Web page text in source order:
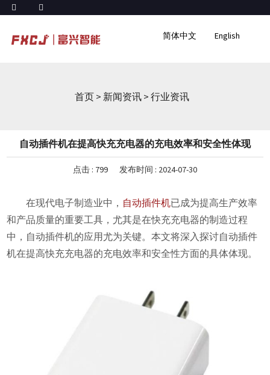
English
简体中文
首页 > 新闻资讯 > 行业资讯
自动插件机在提高快充充电器的充电效率和安全性体现
点击 : 799 发布时间 : 2024-07-30
在现代电子制造业中， 自动插件机已成为提高生产效率
和产品质量的重要工具，尤其是在快充充电器的制造过程
中，自动插件机的应用尤为关键。本文将深入探讨自动插件
机在提高快充充电器的充电效率和安全性方面的具体体现。